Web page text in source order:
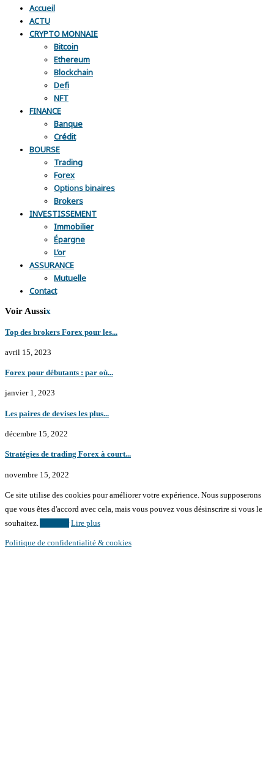
Accueil
ACTU
CRYPTO MONNAIE
Bitcoin
Ethereum
Blockchain
Defi
NFT
FINANCE
Banque
Crédit
BOURSE
Trading
Forex
Options binaires
Brokers
INVESTISSEMENT
Immobilier
Épargne
L’or
ASSURANCE
Mutuelle
Contact
Voir Aussix
Top des brokers Forex pour les...
avril 15, 2023
Forex pour débutants : par où...
janvier 1, 2023
Les paires de devises les plus...
décembre 15, 2022
Stratégies de trading Forex à court...
novembre 15, 2022
Ce site utilise des cookies pour améliorer votre expérience. Nous supposerons
que vous êtes d'accord avec cela, mais vous pouvez vous désinscrire si vous le
souhaitez.
Lire plus
Politique de confidentialité & cookies